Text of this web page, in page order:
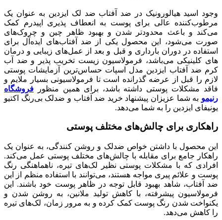
وجود اسید هیالورونیک در ضد آفتاب ضد لک ایزدین به عنوان یک
مرطوب‌کننده عالی برای پوست به انعطاف پذیری اپیدرم کمک
می‌کند و باعث محدودتر شدن و بهبود ظاهر چین و چروک‌های
صورت می‌شود، این محصول یکی از ضد آفتاب‌های ایده‌آل برای
استفاده در دوران بارداری و قبل و بعد از عمل‌های زیبایی و درمان
های کلینیکی می‌باشد، فرمولاسیون زیست تخریب پذیر و ضد آب
کرم ضد آفتاب ایزدین مدل اسپات حساس‌ترین آزمایشات پوستی
لازم را قبل از عرضه گذرانده است تا فرمولاسیونی بسیار ملایم و
فاقد مشکلات پوستی داشته باشد، برای همین منظور فروشگاه
رنیمو به شما عزیزان پیشنهاد خرید ضد آفتاب و ضد‌لک بی‌رنگ اکتیو
یونیفای ایزدین را به شما می‌دهد.
راهکاری برای چالش‌های مختلف پوستی
این محصول با داشتن خواص ضدلک و روشن کنندگی، به عنوان یک
راهکار جامع برای مقابله با چالش‌های مختلف پوستی عمل می‌کند.
افرادی که با مشکلات پوستی نظیر لک‌های تیره، ناهماهنگی رنگ
پوست و علائم پیری مواجه هستند، می‌توانند با استفاده منظم از این
ضد آفتاب، شاهد بهبود قابل توجه در ظاهر پوست خود باشند. این
فرمولاسیون پیشرفته، با کاهش تولید ملانین، به روشن شدن و
یکنواخت شدن رنگ پوست کمک کرده و به مرور زمان، لک‌های تیره
را کاهش می‌دهد.